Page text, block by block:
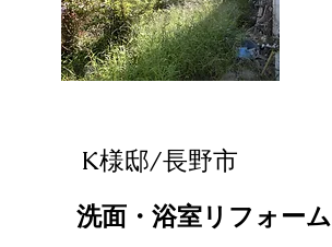
​K様邸/長野市
​洗面・浴室リフォーム